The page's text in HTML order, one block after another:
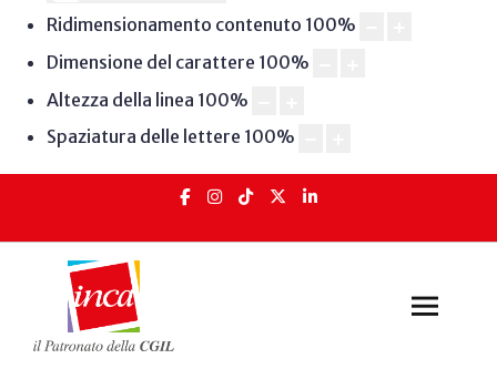
Ridimensionamento contenuto 100%
Dimensione del carattere 100%
Altezza della linea 100%
Spaziatura delle lettere 100%